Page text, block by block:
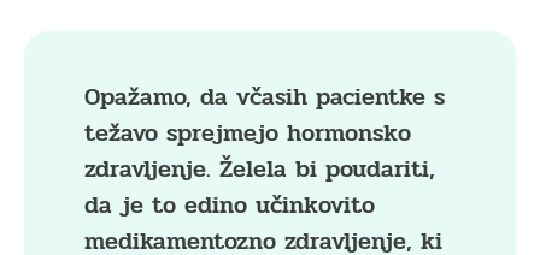
Opažamo, da včasih pacientke s
težavo sprejmejo hormonsko
zdravljenje. Želela bi poudariti,
da je to edino učinkovito
medikamentozno zdravljenje, ki